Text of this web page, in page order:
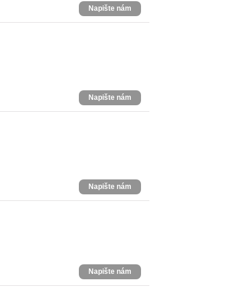
Napište nám
Napište nám
Napište nám
Napište nám